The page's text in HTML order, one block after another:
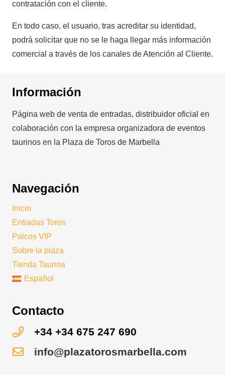
contratación con el cliente.
En todo caso, el usuario, tras acreditar su identidad,
podrá solicitar que no se le haga llegar más información
comercial a través de los canales de Atención al Cliente.
Información
Página web de venta de entradas, distribuidor oficial en
colaboración con la empresa organizadora de eventos
taurinos en la Plaza de Toros de Marbella
Navegación
Inicio
Entradas Toros
Palcos VIP
Sobre la plaza
Tienda Taurina
Español
Contacto
+34 +34 675 247 690
info@plazatorosmarbella.com